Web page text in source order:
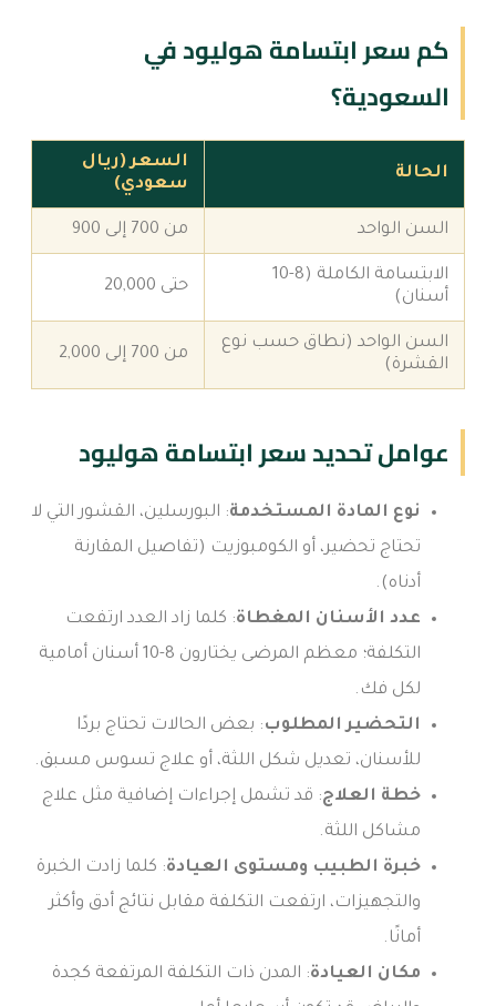
كم سعر ابتسامة هوليود في
السعودية؟
الحالة
السعر (ريال
سعودي)
السن الواحد من 700 إلى 900
الابتسامة الكاملة (8-10
أسنان)
حتى 20,000
السن الواحد (نطاق حسب نوع
القشرة)
من 700 إلى 2,000
عوامل تحديد سعر ابتسامة هوليود
نوع المادة المستخدمة: البورسلين، القشور التي لا
تحتاج تحضير، أو الكومبوزيت (تفاصيل المقارنة
أدناه).
عدد الأسنان المغطاة: كلما زاد العدد ارتفعت
التكلفة؛ معظم المرضى يختارون 8-10 أسنان أمامية
لكل فك.
التحضير المطلوب: بعض الحالات تحتاج بردًا
للأسنان، تعديل شكل اللثة، أو علاج تسوس مسبق.
خطة العلاج: قد تشمل إجراءات إضافية مثل علاج
مشاكل اللثة.
خبرة الطبيب ومستوى العيادة: كلما زادت الخبرة
والتجهيزات، ارتفعت التكلفة مقابل نتائج أدق وأكثر
أمانًا.
مكان العيادة: المدن ذات التكلفة المرتفعة كجدة